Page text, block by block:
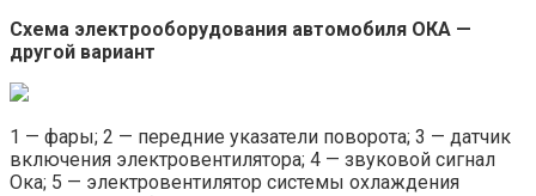
Схема электрооборудования автомобиля ОКА —
другой вариант
1 — фары; 2 — передние указатели поворота; 3 — датчик
включения электровентилятора; 4 — звуковой сигнал
Ока; 5 — электровентилятор системы охлаждения